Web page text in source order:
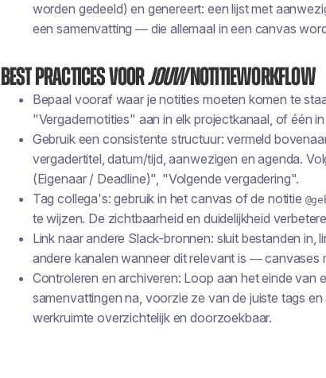
worden gedeeld) en genereert: een lijst met
een samenvatting — die allemaal in een canvas
Best practices voorjouwnotitieworkflow
Bepaal vooraf waar je notities moeten komen te
"Vergadernotities" aan in elk projectkanaal, of één
Gebruik een consistente structuur: vermeld
vergadertitel, datum/tijd, aanwezigen en agenda.
(Eigenaar / Deadline)", "Volgende vergadering".
Tag collega's: gebruik in het canvas of de notitie
te wijzen. De zichtbaarheid en duidelijkheid
Link naar andere Slack-bronnen: sluit bestanden in,
andere kanalen wanneer dit relevant is — canvases
Controleren en archiveren: Loop aan het einde
samenvattingen na, voorzie ze van de juiste tags
werkruimte overzichtelijk en doorzoekbaar.